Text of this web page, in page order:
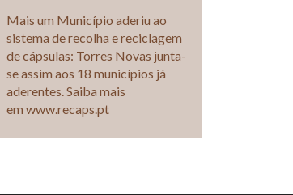
Mais um Município aderiu ao
sistema de recolha e reciclagem
de cápsulas: Torres Novas junta-
se assim aos 18 municípios já
aderentes. Saiba mais
em www.recaps.pt